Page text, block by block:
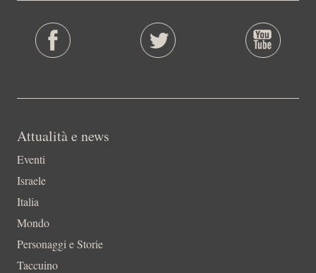
Attualità e news
Eventi
Israele
Italia
Mondo
Personaggi e Storie
Taccuino